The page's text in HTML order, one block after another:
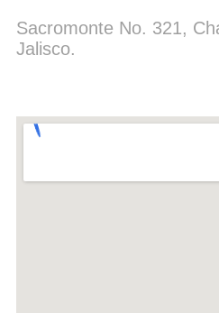
Sacromonte No. 321,
Jalisco.